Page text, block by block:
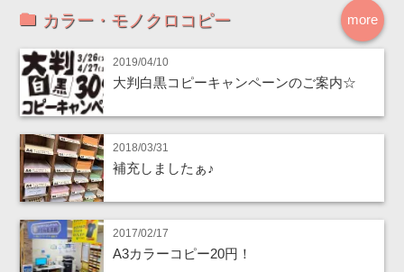
more
カラー・モノクロコピー
2019/04/10
大判白黒コピーキャンペーンのご案内☆
2018/03/31
補充しましたぁ♪
2017/02/17
A3カラーコピー20円！